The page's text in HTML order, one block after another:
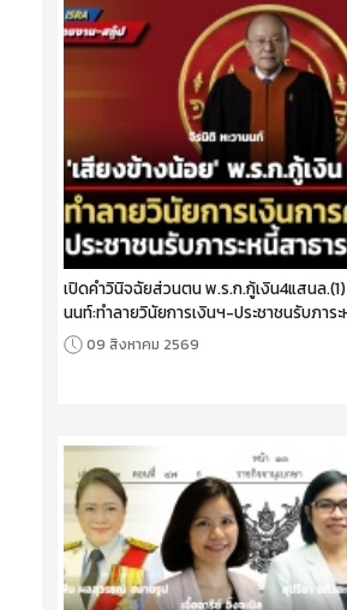
เปิดคำวินิจฉัยส่วนตน พ.ร.ก.กู้เงิน4แสนล
นนท์:ทำลายวินัยการเงินฯ-ประชาชนรับภาร
09 สิงหาคม 2569